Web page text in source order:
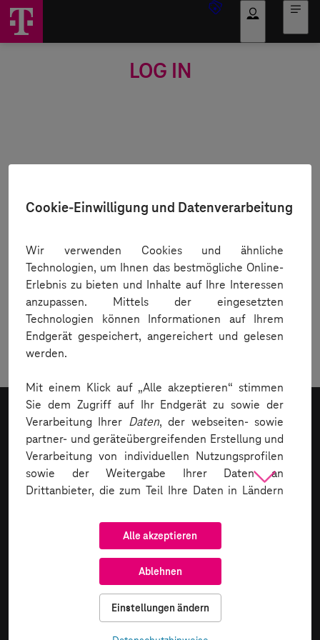
LOG IN
Name
Need a new verification e-mail?
You don't have an account yet or want to place an order?
Register now for free!
Für morgen.
Und übermorgen.
Cookie-Einwilligung und Datenverarbeitung
Wir verwenden Cookies und ähnliche
Technologien, um Ihnen das bestmögliche Online-
Erlebnis zu bieten und Inhalte auf Ihre Interessen
anzupassen. Mittels der eingesetzten
Technologien können Informationen auf Ihrem
Endgerät gespeichert, angereichert und gelesen
werden.
Mit einem Klick auf „Alle akzeptieren“ stimmen
Sie dem Zugriff auf Ihr Endgerät zu sowie der
Verarbeitung Ihrer Daten, der webseiten- sowie
partner- und geräteübergreifenden Erstellung und
Verarbeitung von individuellen Nutzungsprofilen
sowie der Weitergabe Ihrer Daten an
Drittanbieter, die zum Teil Ihre Daten in Ländern
USA, verarbeiten ( Art. 49 DSGVO). Ihre
Einwilligung über die Schaltfläche „Alle
akzeptieren“ bildet auch die Grundlage für die
Datenübermittlungen in Drittländer. Ein
Datenschutzniveau, welches jenem der EU
entspricht, kann die Telekom für Datentransfers in
Alle akzeptieren
Ablehnen
Einstellungen ändern